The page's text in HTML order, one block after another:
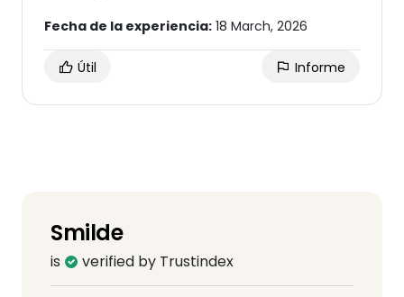
Fecha de la experiencia: 18 March, 2026
Útil Informe
Smilde
is verified by Trustindex